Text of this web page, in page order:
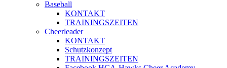
Baseball
KONTAKT
TRAININGSZEITEN
Cheerleader
KONTAKT
Schutzkonzept
TRAININGSZEITEN